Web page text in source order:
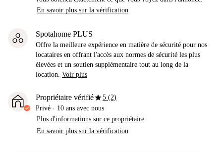
En savoir plus sur la vérification
Spotahome PLUS
Offre la meilleure expérience en matière de sécurité pour nos
locataires en offrant l'accès aux normes de sécurité les plus
élevées et un soutien supplémentaire tout au long de la
location. Voir plus
Propriétaire vérifiéstar5 (2)
Privé · 10 ans avec nous
Plus d'informations sur ce propriétaire
En savoir plus sur la vérification